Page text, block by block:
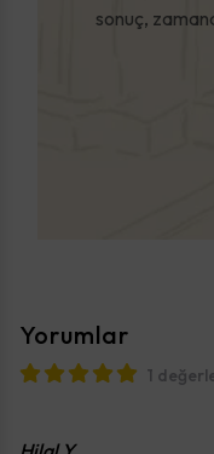
sonuç,
Yorumlar
1